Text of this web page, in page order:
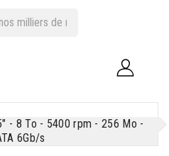
- 8 To - 5400 rpm - 256 Mo -
6Gb/s